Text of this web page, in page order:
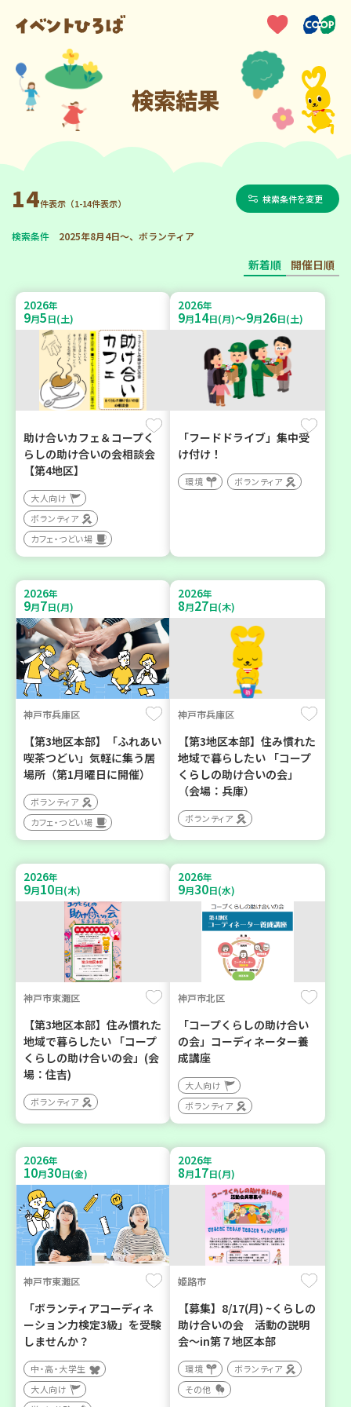
検索結果
14件表示（1-14件表示） 検索条件を変更
検索条件 2025年8月4日～、ボランティア
新着順 開催日順
2026年
9月5日(土)
助け合いカフェ＆コープく
らしの助け合いの会相談会
【第4地区】
大人向け
ボランティア
カフェ・つどい場
2026年
9月14日(月)～9月26日(土)
「フードドライブ」集中受
け付け！
環境 ボランティア
2026年
9月7日(月)
神戸市兵庫区
【第3地区本部】「ふれあい
喫茶つどい」気軽に集う居
場所（第1月曜日に開催）
ボランティア
カフェ・つどい場
2026年
8月27日(木)
神戸市兵庫区
【第3地区本部】住み慣れた
地域で暮らしたい 「コープ
くらしの助け合いの会」
（会場：兵庫）
ボランティア
2026年
9月10日(木)
神戸市東灘区
【第3地区本部】住み慣れた
地域で暮らしたい 「コープ
くらしの助け合いの会」(会
場：住吉)
ボランティア
2026年
9月30日(水)
神戸市北区
「コープくらしの助け合い
の会」コーディネーター養
成講座
大人向け
ボランティア
2026年
10月30日(金)
神戸市東灘区
「ボランティアコーディネ
ーション力検定3級」を受験
しませんか？
中・高・大学生
大人向け
2026年
8月17日(月)
姫路市
【募集】8/17(月) ~くらしの
助け合いの会 活動の説明
会～in第７地区本部
環境
ボランティア
その他